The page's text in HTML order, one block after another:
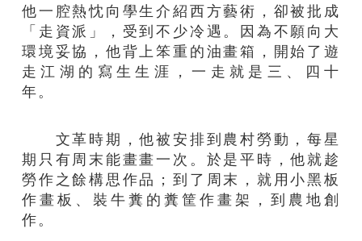
他一腔熱忱向學生介紹西方藝術，卻被批成
「走資派」，受到不少冷遇。因為不願向大
環境妥協，他背上笨重的油畫箱，開始了遊
走江湖的寫生生涯，一走就是三 、
四十
年。
文革時期，他被安排到農村勞動，每星
期 只有周 末能畫畫一次。於是平時，他就趁
勞作之餘構思作品；到了 周 末，就用小黑板
作畫板、 裝牛糞 的糞筐作畫架，到 農地創
作。